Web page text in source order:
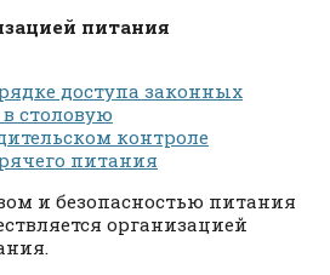
питания
доступа законных
столовую
контроле
питания
и безопасностью питания
организацией